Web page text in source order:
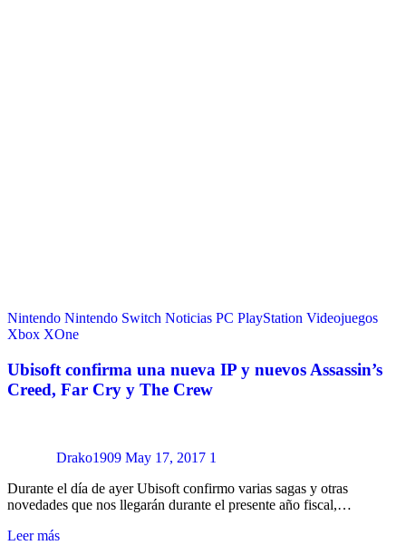
Nintendo Nintendo Switch Noticias PC PlayStation Videojuegos
Xbox XOne
Ubisoft confirma una nueva IP y nuevos Assassin’s
Creed, Far Cry y The Crew
Drako1909 May 17, 2017 1
Durante el día de ayer Ubisoft confirmo varias sagas y otras
novedades que nos llegarán durante el presente año fiscal,…
Leer más